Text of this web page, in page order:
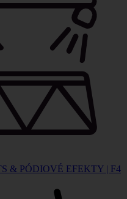
& PÓDIOVÉ EFEKTY | F4